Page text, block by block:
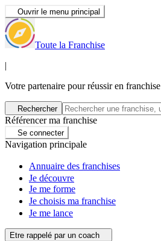
Ouvrir le menu principal
Toute la Franchise
|
Votre partenaire pour réussir en franchise
Rechercher
Référencer ma franchise
Se connecter
Navigation principale
Annuaire des franchises
Je découvre
Je me forme
Je choisis ma franchise
Je me lance
Etre rappelé par un coach